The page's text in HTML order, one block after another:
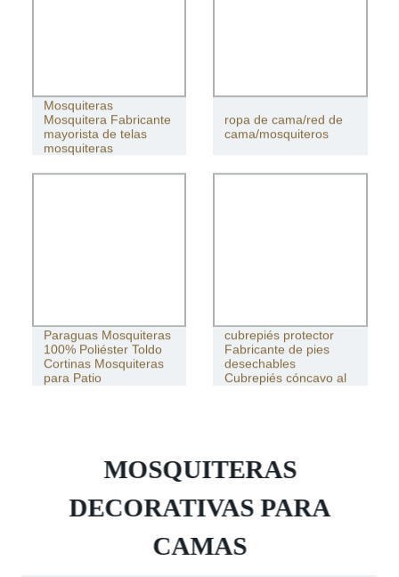
Mosquiteras
Mosquitera Fabricante
mayorista de telas
mosquiteras
ropa de cama/red de
cama/mosquiteros
Paraguas Mosquiteras
100% Poliéster Toldo
Cortinas Mosquiteras
para Patio
cubrepiés protector
Fabricante de pies
desechables
Cubrepiés cóncavo al
MOSQUITERAS
DECORATIVAS PARA
CAMAS